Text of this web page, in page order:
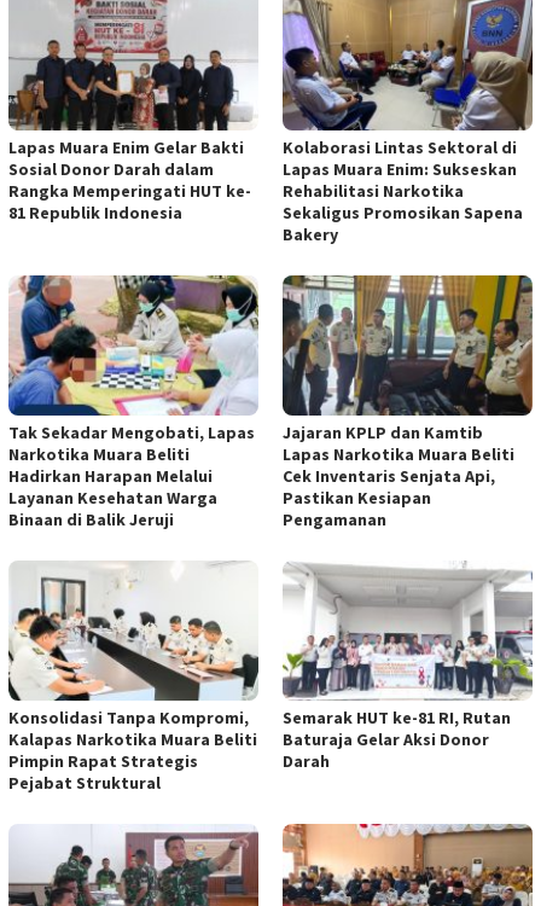
Lapas Muara Enim Gelar Bakti
Sosial Donor Darah dalam
Rangka Memperingati HUT ke-
81 Republik Indonesia
Kolaborasi Lintas Sektoral di
Lapas Muara Enim: Sukseskan
Rehabilitasi Narkotika
Sekaligus Promosikan Sapena
Bakery
Tak Sekadar Mengobati, Lapas
Narkotika Muara Beliti
Hadirkan Harapan Melalui
Layanan Kesehatan Warga
Binaan di Balik Jeruji
Jajaran KPLP dan Kamtib
Lapas Narkotika Muara Beliti
Cek Inventaris Senjata Api,
Pastikan Kesiapan
Pengamanan
Konsolidasi Tanpa Kompromi,
Kalapas Narkotika Muara Beliti
Pimpin Rapat Strategis
Pejabat Struktural
Semarak HUT ke-81 RI, Rutan
Baturaja Gelar Aksi Donor
Darah